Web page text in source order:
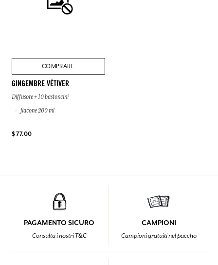
COMPRARE
GINGEMBRE VÉTIVER
Diffusore + 10 bastoncini
flacone 200 ml
$ 77.00
PAGAMENTO SICURO
Consulta i nostri T&C
CAMPIONI
Campioni gratuiti nel paccho